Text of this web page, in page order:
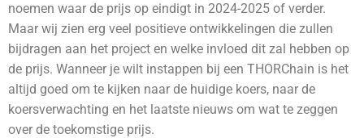
noemen waar de prijs op eindigt in 2024-2025 of verder.
Maar wij zien erg veel positieve ontwikkelingen die zullen
bijdragen aan het project en welke invloed dit zal hebben op
de prijs. Wanneer je wilt instappen bij een THORChain is het
altijd goed om te kijken naar de huidige koers, naar de
koersverwachting en het laatste nieuws om wat te zeggen
over de toekomstige prijs.